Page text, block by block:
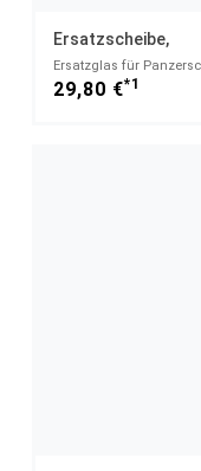
Ersatzscheibe,
29,80 €*1